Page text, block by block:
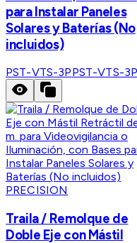
para Instalar Paneles
Solares y Baterías (No
incluidos)
PST-VTS-3PPST-VTS-3P
PRECISION
Traila / Remolque de
Doble Eje con Mástil